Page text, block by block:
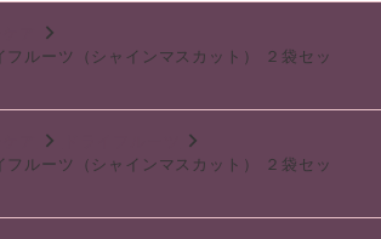
フルーツ（シャインマスカット） ２袋セッ
フルーツ（シャインマスカット） ２袋セッ